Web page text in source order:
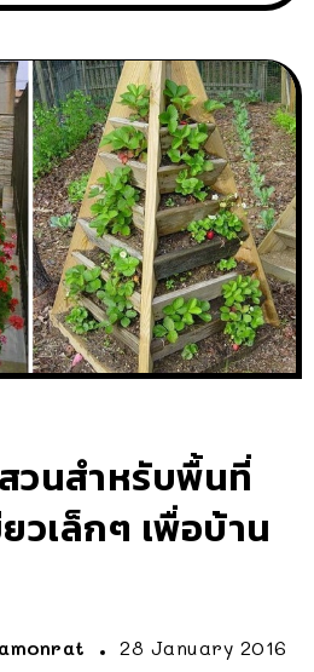
วนสำหรับพื้นที่
วเล็กๆ เพื่อบ้าน
28 January 2016